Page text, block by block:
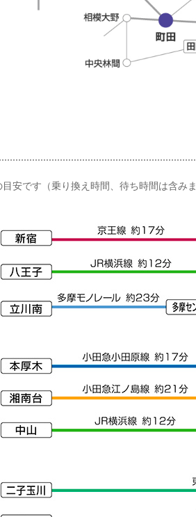
安です（乗り換え時間、待ち時間は含みま